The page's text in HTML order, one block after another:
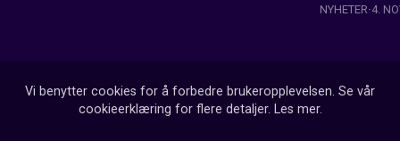
NYHETER 4.
Vi benytter cookies for å forbedre brukeropplevelsen. Se vår
cookieerklæring for flere detaljer. Les mer.